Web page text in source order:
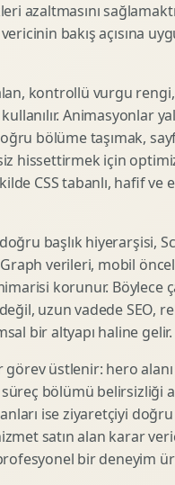
3D Render
Teknik
Marka
Marka
Rekabet
Marka
Deger
Pazara Giris
Page
Display
Video
Outdoor
azaltmasını
bakış açısına
kontrollü vurgu
Animasyonlar
bölüme taşımak,
hissettirmek için
CSS tabanlı, hafif ve
başlık hiyerarşisi,
verileri, mobil
korunur. Böylece
uzun vadede SEO,
bir altyapı haline gelir.
üstlenir: hero
bölümü belirsizliği
ise ziyaretçiyi
satın alan karar
bir deneyim